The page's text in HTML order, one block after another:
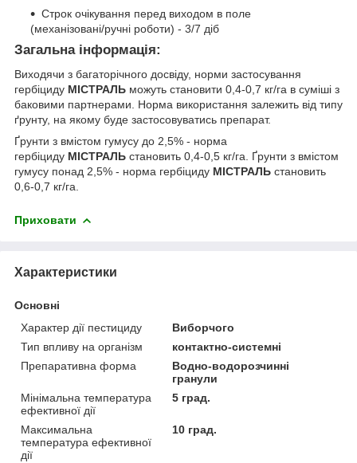
Строк очікування перед виходом в поле
(механізовані/ручні роботи) - 3/7 діб
Загальна інформація:
Виходячи з багаторічного досвіду, норми застосування
гербіциду МІСТРАЛЬ можуть становити 0,4-0,7 кг/га в суміші з
баковими партнерами. Норма використання залежить від типу
ґрунту, на якому буде застосовуватись препарат.
Ґрунти з вмістом гумусу до 2,5% - норма
гербіциду МІСТРАЛЬ становить 0,4-0,5 кг/га. Ґрунти з вмістом
гумусу понад 2,5% - норма гербіциду МІСТРАЛЬ становить
0,6-0,7 кг/га.
Приховати
Характеристики
Основні
Характер дії пестициду
Виборчого
Тип впливу на організм
контактно-системні
Препаративна форма
Водно-водорозчинні
гранули
Мінімальна температура
ефективної дії
5 град.
Максимальна
температура ефективної
дії
10 град.